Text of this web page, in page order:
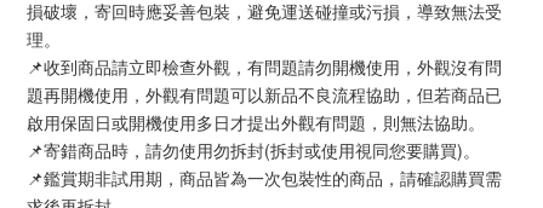
損破壞，寄回時應妥善包裝，避免運送碰撞或污損，導致無法受
理。
📌收到商品請立即檢查外觀，有問題請勿開機使用，外觀沒有問
題再開機使用，外觀有問題可以新品不良流程協助，但若商品已
啟用保固日或開機使用多日才提出外觀有問題，則無法協助。
📌寄錯商品時，請勿使用勿拆封(拆封或使用視同您要購買)。
📌鑑賞期非試用期，商品皆為一次包裝性的商品，請確認購買需